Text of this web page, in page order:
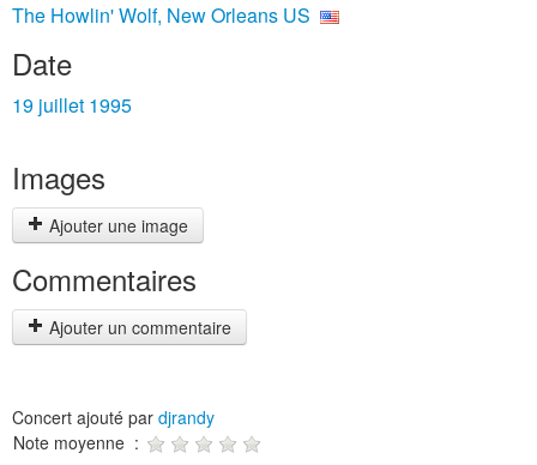
The Howlin' Wolf, New Orleans US
Date
19 juillet 1995
Images
Ajouter une image
Commentaires
Ajouter un commentaire
Concert ajouté par djrandy
Note moyenne :